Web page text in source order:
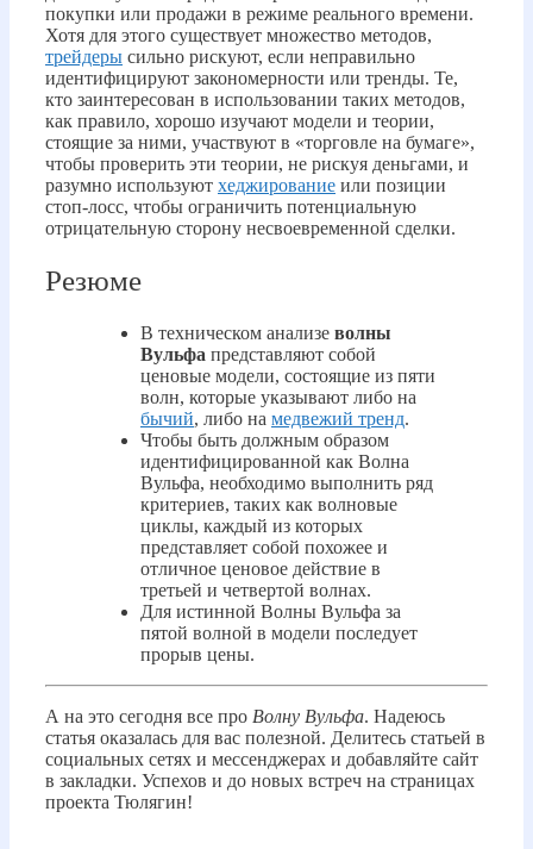
покупки или продажи в режиме реального времени.
Хотя для этого существует множество методов,
трейдеры сильно рискуют, если неправильно
идентифицируют закономерности или тренды. Те,
кто заинтересован в использовании таких методов,
как правило, хорошо изучают модели и теории,
стоящие за ними, участвуют в «торговле на бумаге»,
чтобы проверить эти теории, не рискуя деньгами, и
разумно используют хеджирование или позиции
стоп-лосс, чтобы ограничить потенциальную
отрицательную сторону несвоевременной сделки.
Резюме
В техническом анализе волны
Вульфа представляют собой
ценовые модели, состоящие из пяти
волн, которые указывают либо на
бычий, либо на медвежий тренд.
Чтобы быть должным образом
идентифицированной как Волна
Вульфа, необходимо выполнить ряд
критериев, таких как волновые
циклы, каждый из которых
представляет собой похожее и
отличное ценовое действие в
третьей и четвертой волнах.
Для истинной Волны Вульфа за
пятой волной в модели последует
прорыв цены.
А на это сегодня все про Волну Вульфа. Надеюсь
статья оказалась для вас полезной. Делитесь статьей в
социальных сетях и мессенджерах и добавляйте сайт
в закладки. Успехов и до новых встреч на страницах
проекта Тюлягин!